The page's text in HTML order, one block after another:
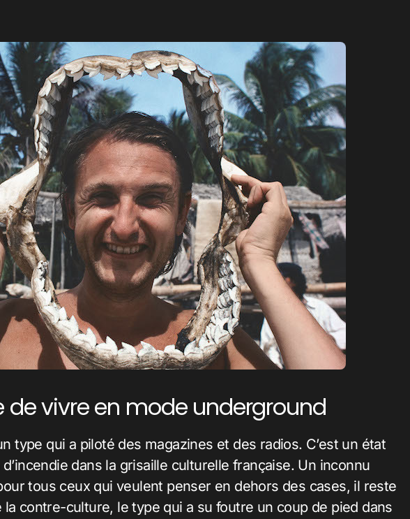
de vivre en mode underground
type qui a piloté des magazines et des radios. C’est un état
dans la grisaille culturelle française. Un inconnu
tous ceux qui veulent penser en dehors des cases, il reste
la contre-culture, le type qui a su foutre un coup de pied dans